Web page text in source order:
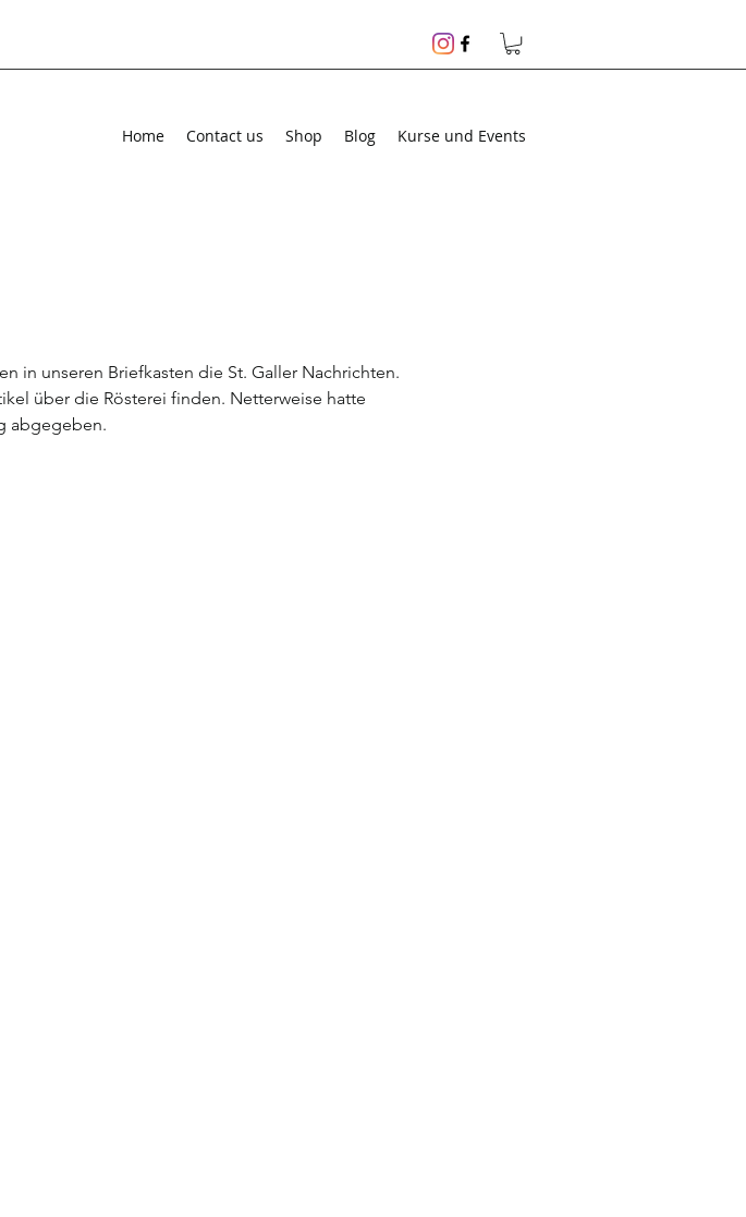
Home Contact us Shop Blog Kurse und Events
in unseren Briefkasten die St. Galler Nachrichten.
über die Rösterei finden. Netterweise hatte
abgegeben.